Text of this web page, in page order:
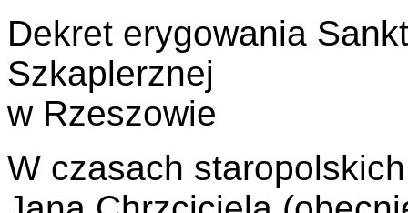
Dekret erygowania
Szkaplerznej
w Rzeszowie
W czasach